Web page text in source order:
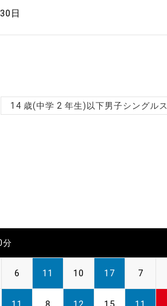
日
14 歳(中学 2 年生)以下男子シングルス
分
6 11 10 17 7